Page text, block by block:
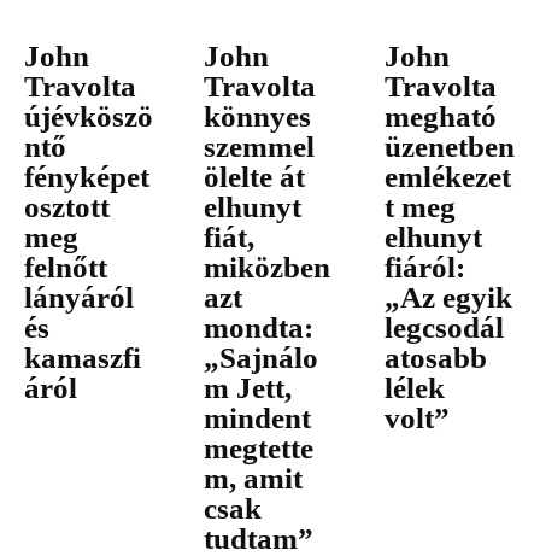
John
Travolta
újévköszö
ntő
fényképet
osztott
meg
felnőtt
lányáról
és
kamaszfi
áról
John
Travolta
könnyes
szemmel
ölelte át
elhunyt
fiát,
miközben
azt
mondta:
„Sajnálo
m Jett,
mindent
megtette
m, amit
csak
tudtam”
John
Travolta
megható
üzenetben
emlékezet
t meg
elhunyt
fiáról:
„Az egyik
legcsodál
atosabb
lélek
volt”